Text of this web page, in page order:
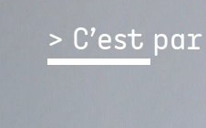
> C’est